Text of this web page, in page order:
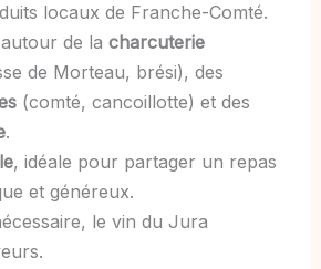
locaux de Franche-Comté.
de la charcuterie
de Morteau, brési), des
(comté, cancoillotte) et des
.
, idéale pour partager un repas
et généreux.
le vin du Jura